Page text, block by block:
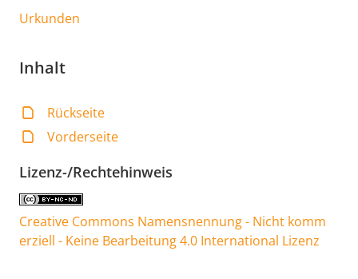
Urkunden
Inhalt
Rückseite
Vorderseite
Lizenz-/Rechtehinweis
Creative Commons Namensnennung - Nicht komm
erziell - Keine Bearbeitung 4.0 International Lizenz